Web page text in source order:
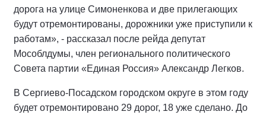
дорога на улице Симоненкова и две прилегающих
будут отремонтированы, дорожники уже приступили к
работам», - рассказал после рейда депутат
Мособлдумы, член регионального политического
Совета партии «Единая Россия» Александр Легков.
В Сергиево-Посадском городском округе в этом году
будет отремонтировано 29 дорог, 18 уже сделано. До